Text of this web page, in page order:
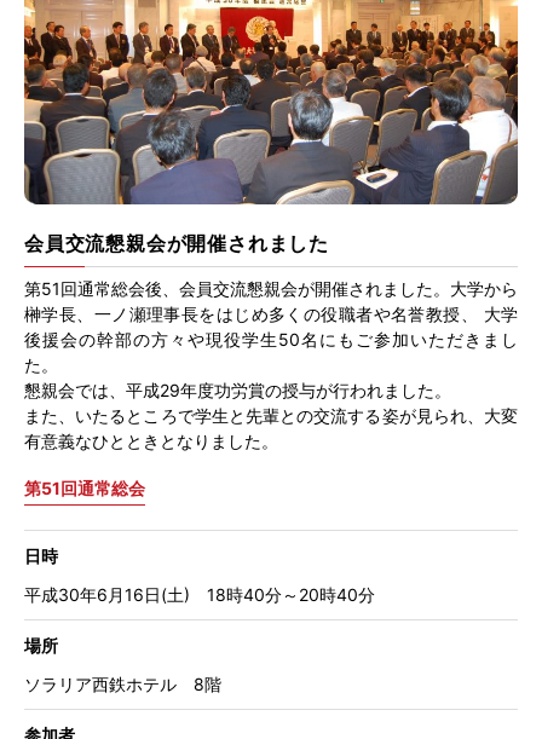
会員交流懇親会が開催されました
第51回通常総会後、会員交流懇親会が開催されました。大学から
榊学長、一ノ瀬理事長をはじめ多くの役職者や名誉教授、 大学
後援会の幹部の方々や現役学生50名にもご参加いただきまし
た。
懇親会では、平成29年度功労賞の授与が行われました。
また、いたるところで学生と先輩との交流する姿が見られ、大変
有意義なひとときとなりました。
第51回通常総会
日時
平成30年6月16日(土) 18時40分～20時40分
場所
ソラリア西鉄ホテル 8階
参加者